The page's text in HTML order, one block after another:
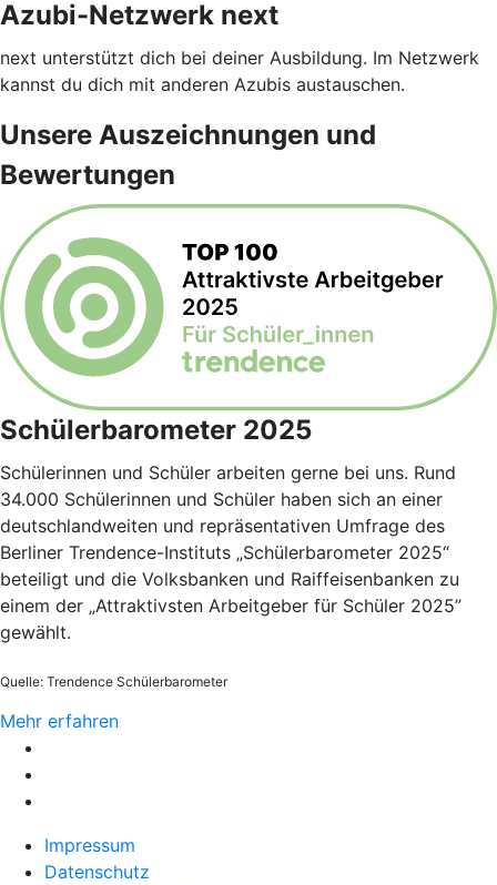
Azubi-Netzwerk next
next unterstützt dich bei deiner Ausbildung. Im Netzwerk
kannst du dich mit anderen Azubis austauschen.
Unsere Auszeichnungen und
Bewertungen
Schülerbarometer 2025
Schülerinnen und Schüler arbeiten gerne bei uns. Rund
34.000 Schülerinnen und Schüler haben sich an einer
deutschlandweiten und repräsentativen Umfrage des
Berliner Trendence-Instituts „Schülerbarometer 2025“
beteiligt und die Volksbanken und Raiffeisenbanken zu
einem der „Attraktivsten Arbeitgeber für Schüler 2025”
gewählt.
Quelle: Trendence Schülerbarometer
Mehr erfahren
Impressum
Datenschutz